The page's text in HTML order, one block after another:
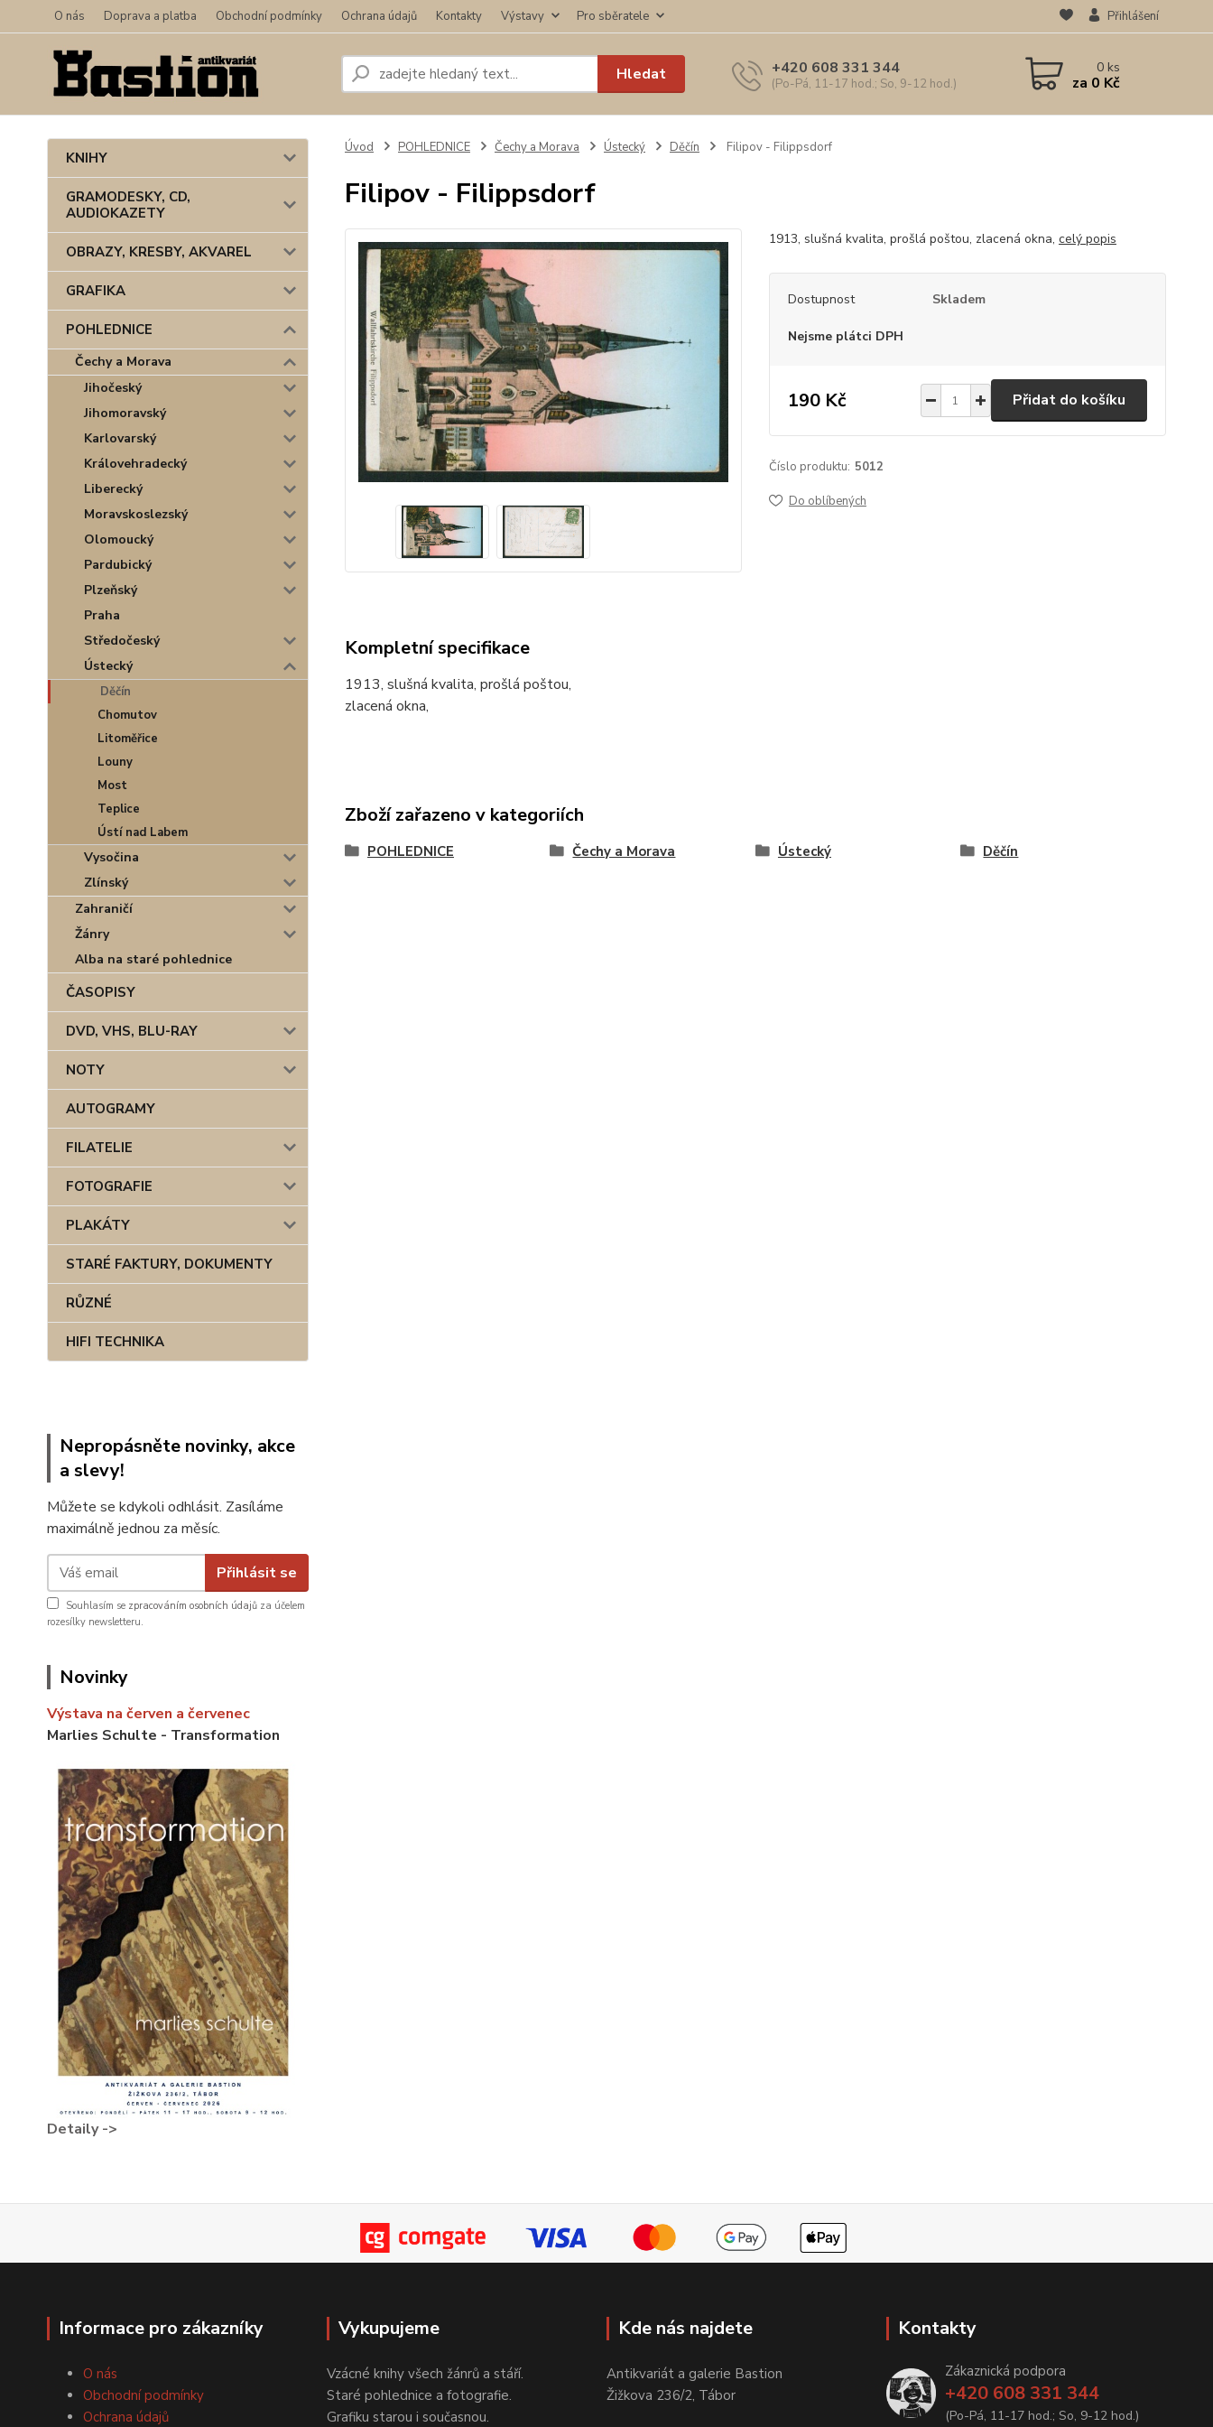
O nás Doprava a platba Obchodní podmínky Ochrana údajů Kontakty Výstavy Pro sběratele Přihlášení
Hledat +420 608 331 344
(Po-Pá, 11-17 hod.; So, 9-12 hod.)
0ks
za 0 Kč
KNIHY
GRAMODESKY, CD,
AUDIOKAZETY
OBRAZY, KRESBY, AKVAREL
GRAFIKA
POHLEDNICE
Čechy a Morava
Jihočeský
Jihomoravský
Karlovarský
Královehradecký
Liberecký
Moravskoslezský
Olomoucký
Pardubický
Plzeňský
Praha
Středočeský
Ústecký
Děčín
Chomutov
Litoměřice
Louny
Most
Teplice
Ústí nad Labem
Vysočina
Zlínský
Zahraničí
Žánry
Alba na staré pohlednice
ČASOPISY
DVD, VHS, BLU-RAY
NOTY
AUTOGRAMY
FILATELIE
FOTOGRAFIE
PLAKÁTY
STARÉ FAKTURY, DOKUMENTY
RŮZNÉ
HIFI TECHNIKA
Nepropásněte novinky, akce
a slevy!
Můžete se kdykoli odhlásit. Zasíláme
maximálně jednou za měsíc.
Přihlásit se
Souhlasím se zpracováním osobních údajů za účelem
rozesílky newsletteru.
Novinky
Výstava na červen a červenec
Marlies Schulte - Transformation
Detaily ->
Úvod POHLEDNICE Čechy a Morava Ústecký Děčín Filipov - Filippsdorf
Filipov - Filippsdorf
1913, slušná kvalita, prošlá poštou, zlacená okna, celý popis
Dostupnost Skladem
Nejsme plátci DPH
190 Kč Přidat do košíku
Číslo produktu: 5012
Do oblíbených
Kompletní specifikace
1913, slušná kvalita, prošlá poštou,
zlacená okna,
Zboží zařazeno v kategoriích
POHLEDNICE Čechy a Morava Ústecký Děčín
Informace pro zákazníky
O nás
Obchodní podmínky
Ochrana údajů
Vykupujeme
Vzácné knihy všech žánrů a stáří.
Staré pohlednice a fotografie.
Grafiku starou i současnou.
Kde nás najdete
Antikvariát a galerie Bastion
Žižkova 236/2, Tábor
Kontakty
Zákaznická podpora
+420 608 331 344
(Po-Pá, 11-17 hod.; So, 9-12 hod.)